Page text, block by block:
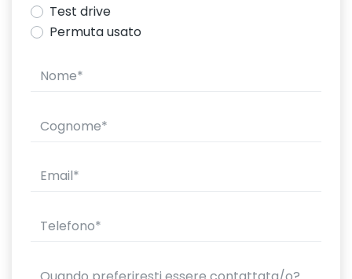
Test drive
Permuta usato